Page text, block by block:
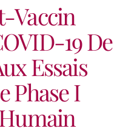
Vaccin
19 De
Essais
Phase I